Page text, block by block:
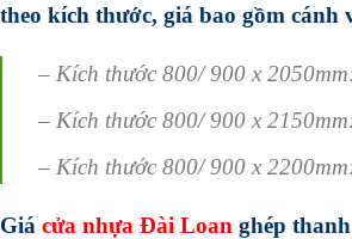
theo kích thước, giá bao gồm cánh
– Kích thước 800/ 900 x
– Kích thước 800/ 900 x
– Kích thước 800/ 900 x
Giá cửa nhựa Đài Loan ghép